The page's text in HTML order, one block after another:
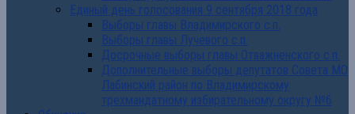
Единый день голосования 9 сентября 2018 года
Выборы главы Владимирского с.п.
Выборы главы Лучевого с.п.
Досрочные выборы главы Отважненского с.п.
Дополнительные выборы депутатов Совета МО
Лабинский район по Владимирскому
трехмандатному избирательному округу №6